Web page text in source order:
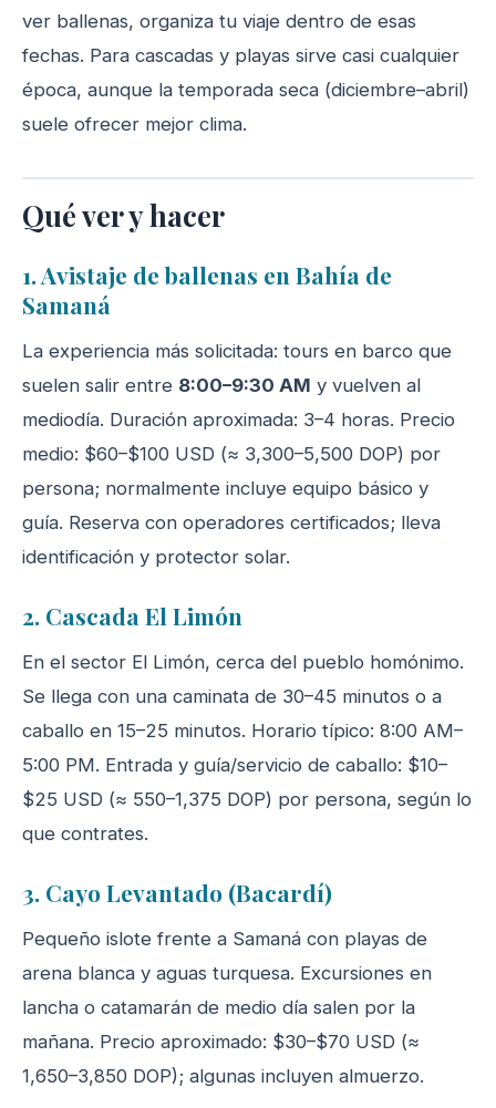
ver ballenas, organiza tu viaje dentro de esas
fechas. Para cascadas y playas sirve casi cualquier
época, aunque la temporada seca (diciembre–abril)
suele ofrecer mejor clima.
Qué ver y hacer
1. Avistaje de ballenas en Bahía de
Samaná
La experiencia más solicitada: tours en barco que
suelen salir entre 8:00–9:30 AM y vuelven al
mediodía. Duración aproximada: 3–4 horas. Precio
medio: $60–$100 USD (≈ 3,300–5,500 DOP) por
persona; normalmente incluye equipo básico y
guía. Reserva con operadores certificados; lleva
identificación y protector solar.
2. Cascada El Limón
En el sector El Limón, cerca del pueblo homónimo.
Se llega con una caminata de 30–45 minutos o a
caballo en 15–25 minutos. Horario típico: 8:00 AM–
5:00 PM. Entrada y guía/servicio de caballo: $10–
$25 USD (≈ 550–1,375 DOP) por persona, según lo
que contrates.
3. Cayo Levantado (Bacardí)
Pequeño islote frente a Samaná con playas de
arena blanca y aguas turquesa. Excursiones en
lancha o catamarán de medio día salen por la
mañana. Precio aproximado: $30–$70 USD (≈
1,650–3,850 DOP); algunas incluyen almuerzo.